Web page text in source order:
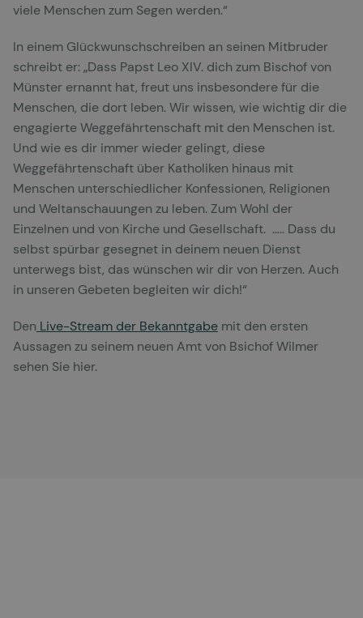
viele Menschen zum Segen werden.“
In einem Glückwunschschreiben an seinen Mitbruder
schreibt er: „Dass Papst Leo XIV. dich zum Bischof von
Münster ernannt hat, freut uns insbesondere für die
Menschen, die dort leben. Wir wissen, wie wichtig dir die
engagierte Weggefährtenschaft mit den Menschen ist.
Und wie es dir immer wieder gelingt, diese
Weggefährtenschaft über Katholiken hinaus mit
Menschen unterschiedlicher Konfessionen, Religionen
und Weltanschauungen zu leben. Zum Wohl der
Einzelnen und von Kirche und Gesellschaft. ….. Dass du
selbst spürbar gesegnet in deinem neuen Dienst
unterwegs bist, das wünschen wir dir von Herzen. Auch
in unseren Gebeten begleiten wir dich!“
Den Live-Stream der Bekanntgabe mit den ersten
Aussagen zu seinem neuen Amt von Bsichof Wilmer
sehen Sie hier.